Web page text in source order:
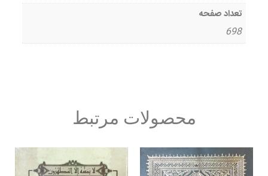
تعداد صفحه
698
محصولات مرتبط